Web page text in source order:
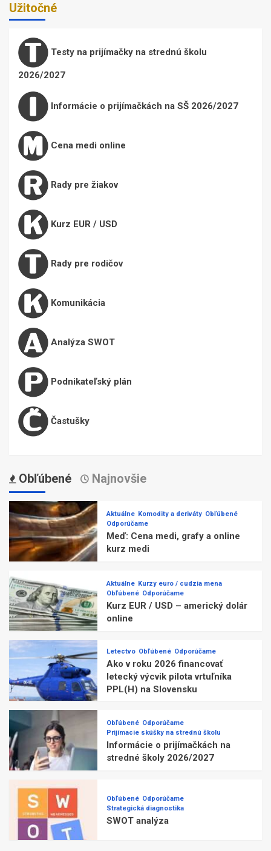
Užitočné
Testy na prijímačky na strednú školu
2026/2027
Informácie o prijímačkách na SŠ 2026/2027
Cena medi online
Rady pre žiakov
Kurz EUR / USD
Rady pre rodičov
Komunikácia
Analýza SWOT
Podnikateľský plán
Častušky
Obľúbené Najnovšie
Aktuálne Komodity a deriváty Obľúbené
Odporúčame
Meď: Cena medi, grafy a online
kurz medi
Aktuálne Kurzy euro / cudzia mena
Obľúbené Odporúčame
Kurz EUR / USD – americký dolár
online
Letectvo Obľúbené Odporúčame
Ako v roku 2026 financovať
letecký výcvik pilota vrtuľníka
PPL(H) na Slovensku
Obľúbené Odporúčame
Prijímacie skúšky na strednú školu
Informácie o prijímačkách na
stredné školy 2026/2027
Obľúbené Odporúčame
Strategická diagnostika
SWOT analýza